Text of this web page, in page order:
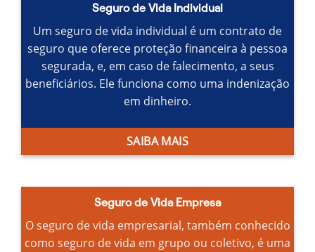
Seguro de Vida Individual
Um seguro de vida individual é um contrato de
seguro que oferece proteção financeira à pessoa
segurada, e, em caso de falecimento, a seus
beneficiários. Ele funciona como uma indenização
em dinheiro.
SAIBA MAIS
Seguro de Vida Empresa
O seguro de vida empresarial, também conhecido
como seguro de vida em grupo ou coletivo, é uma